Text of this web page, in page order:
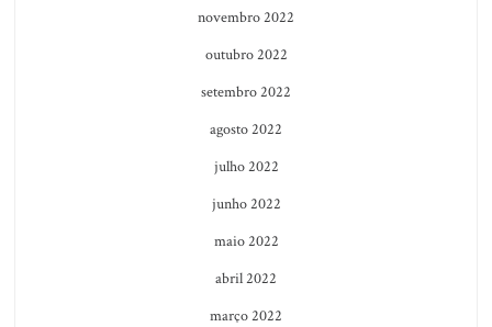
novembro 2022
outubro 2022
setembro 2022
agosto 2022
julho 2022
junho 2022
maio 2022
abril 2022
março 2022